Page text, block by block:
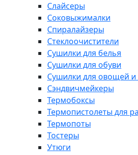
Слайсеры
Соковыжималки
Спиралайзеры
Стеклоочистители
Сушилки для белья
Сушилки для обуви
Сушилки для овощей и
Сэндвичмейкеры
Термобоксы
Термопистолеты для
Термопоты
Тостеры
Утюги